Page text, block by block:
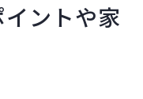
ントや家